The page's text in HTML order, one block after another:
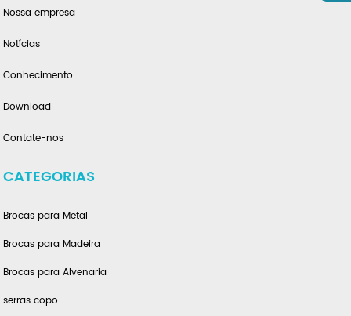
Nossa empresa
Notícias
Conhecimento
Download
Contate-nos
CATEGORIAS
Brocas para Metal
Brocas para Madeira
Brocas para Alvenaria
serras copo